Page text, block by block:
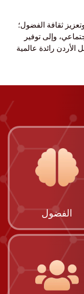
ثقافة الفضول؛
وإلى توفير
رائدة عالمية
الفضول